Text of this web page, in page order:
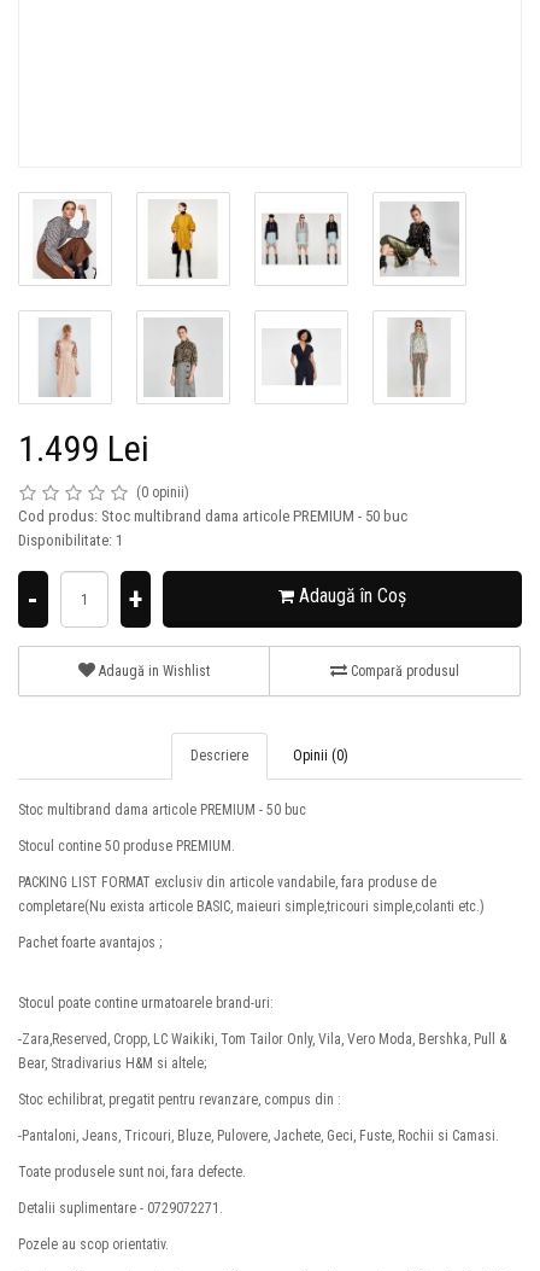
1.499 Lei
(0 opinii)
Cod produs: Stoc multibrand dama articole PREMIUM - 50 buc
Disponibilitate: 1
- + Adaugă în Coş
Adaugă in Wishlist Compară produsul
Descriere Opinii (0)
Stoc multibrand dama articole PREMIUM - 50 buc
Stocul contine 50 produse PREMIUM.
PACKING LIST FORMAT exclusiv din articole vandabile, fara produse de
completare(Nu exista articole BASIC, maieuri simple,tricouri simple,colanti etc.)
Pachet foarte avantajos ;
Stocul poate contine urmatoarele brand-uri:
-Zara,Reserved, Cropp, LC Waikiki, Tom Tailor Only, Vila, Vero Moda, Bershka, Pull &
Bear, Stradivarius H&M si altele;
Stoc echilibrat, pregatit pentru revanzare, compus din :
-Pantaloni, Jeans, Tricouri, Bluze, Pulovere, Jachete, Geci, Fuste, Rochii si Camasi.
Toate produsele sunt noi, fara defecte.
Detalii suplimentare - 0729072271.
Pozele au scop orientativ.